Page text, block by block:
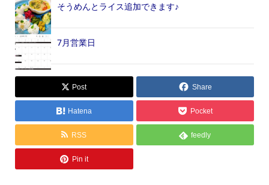
そうめんとライス追加できます♪
7月営業日
Post Share
Hatena Pocket
RSS feedly
Pin it